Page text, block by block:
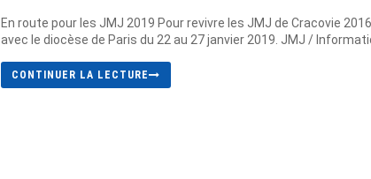
En route pour les JMJ 2019 Pour revivre les JMJ de Cracovie
avec le diocèse de Paris du 22 au 27 janvier 2019. JMJ /
CONTINUER LA LECTURE